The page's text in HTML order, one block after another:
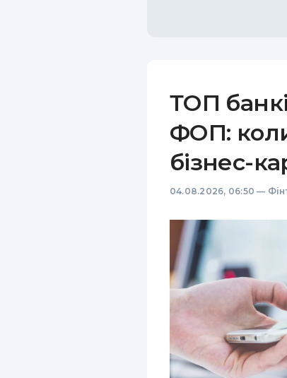
ТОП
ФОП:
бізнес-
04.08.2026, 06:50 —